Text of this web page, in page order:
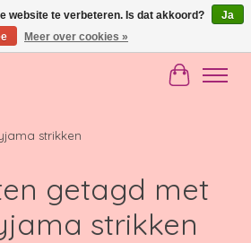
€150
strikken
getagd met
strikken
website te verbeteren. Is dat akkoord?
Ja
Meer over cookies »